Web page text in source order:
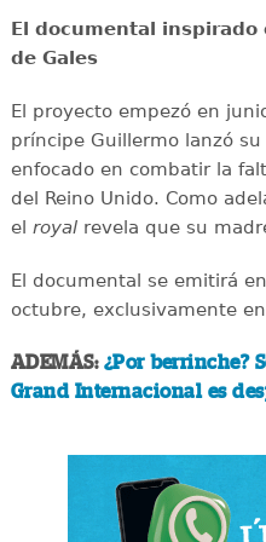
El documental inspirado
de Gales
El proyecto empezó en
príncipe Guillermo lanzó
enfocado en combatir la
del Reino Unido. Como
el royalrevela que su
El documental se emitirá
octubre, exclusivamente
ADEMÁS: ¿Por berrinche?
Grand Internacional es